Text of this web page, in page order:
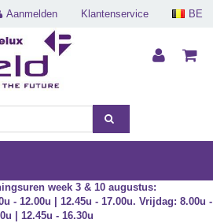
BE
Klantenservice
Aanmelden
week 3 & 10 augustus:
- 12.00u | 12.45u - 17.00u. Vrijdag: 8.00u -
| 12.45u - 16.30u